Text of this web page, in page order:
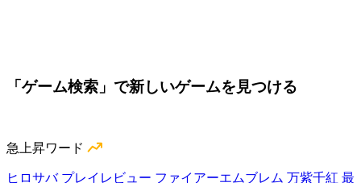
「ゲーム検索」で新しいゲームを見つける
急上昇ワード
ヒロサバ プレイレビュー ファイアーエムブレム 万紫千紅 最